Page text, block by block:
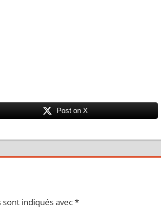
Post on X
indiqués avec*